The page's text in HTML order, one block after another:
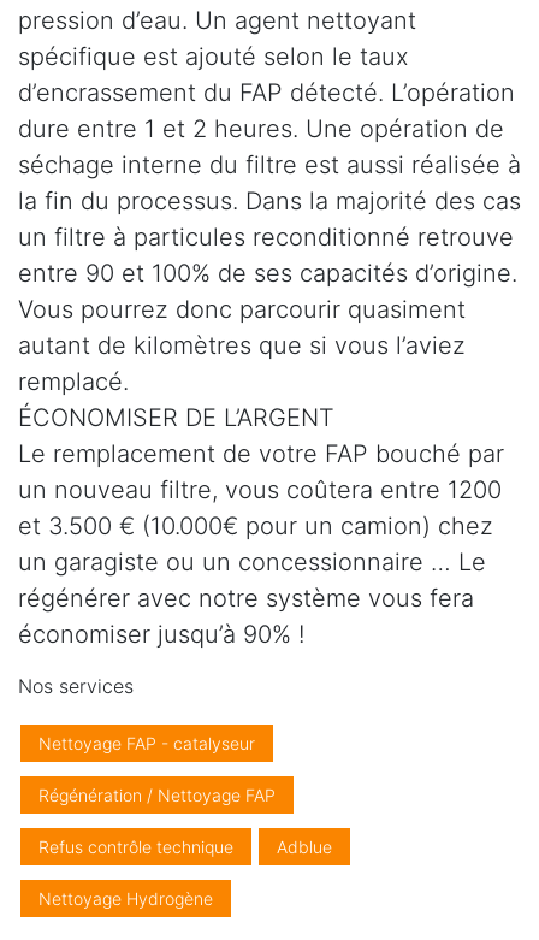
pression d’eau. Un agent nettoyant
spécifique est ajouté selon le taux
d’encrassement du FAP détecté. L’opération
dure entre 1 et 2 heures. Une opération de
séchage interne du filtre est aussi réalisée à
la fin du processus. Dans la majorité des cas
un filtre à particules reconditionné retrouve
entre 90 et 100% de ses capacités d’origine.
Vous pourrez donc parcourir quasiment
autant de kilomètres que si vous l’aviez
remplacé.
ÉCONOMISER DE L’ARGENT
Le remplacement de votre FAP bouché par
un nouveau filtre, vous coûtera entre 1200
et 3.500 € (10.000€ pour un camion) chez
un garagiste ou un concessionnaire … Le
régénérer avec notre système vous fera
économiser jusqu’à 90% !
Nos services
Nettoyage FAP - catalyseur
Régénération / Nettoyage FAP
Refus contrôle technique Adblue
Nettoyage Hydrogène